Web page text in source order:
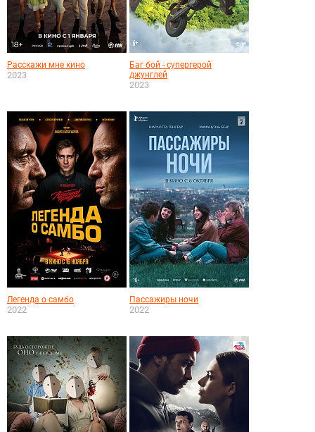
Расскажи мне кино
2023
Баг бой - супергерой
джунглей
2023
Легенда о самбо
2022
Пассажиры ночи
2022